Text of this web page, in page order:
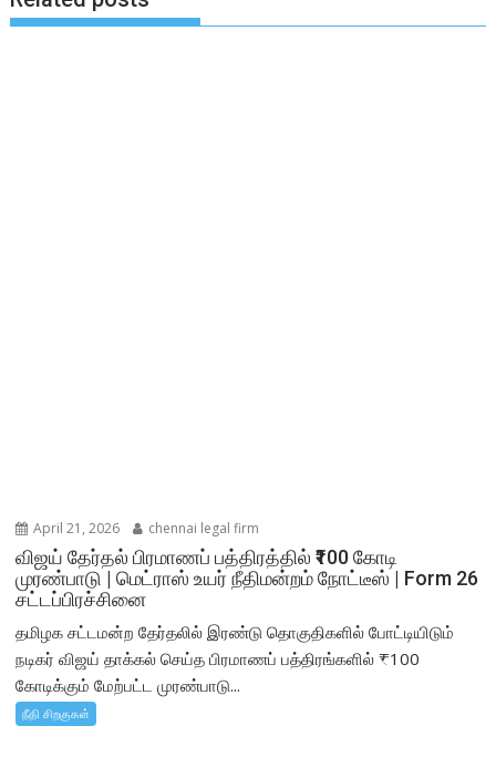
April 21, 2026 chennai legal firm
விஜய் தேர்தல் பிரமாணப் பத்திரத்தில் ₹100 கோடி
முரண்பாடு | மெட்ராஸ் உயர் நீதிமன்றம் நோட்டீஸ் | Form 26
சட்டப்பிரச்சினை
தமிழக சட்டமன்ற தேர்தலில் இரண்டு தொகுதிகளில் போட்டியிடும்
நடிகர் விஜய் தாக்கல் செய்த பிரமாணப் பத்திரங்களில் ₹100
கோடிக்கும் மேற்பட்ட முரண்பாடு...
நீதி சிறகுகள்